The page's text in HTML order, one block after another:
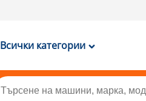
Всички категории